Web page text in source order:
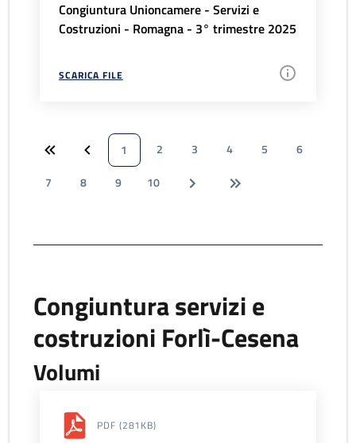
Congiuntura Unioncamere - Servizi e
Costruzioni - Romagna - 3° trimestre 2025
SCARICA FILE
1 2 3 4 5
6
7
8 9 10
Congiuntura servizi e
costruzioni Forlì-Cesena
Volumi
PDF (281KB)